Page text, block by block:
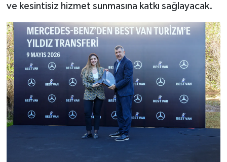
ve kesintisiz hizmet sunmasına katkı sağlayacak.